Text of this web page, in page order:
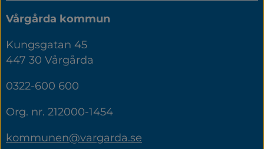
Vårgårda kommun
Kungsgatan 45
447 30 Vårgårda
0322-600 600
Org. nr. 212000-1454
kommunen@vargarda.se